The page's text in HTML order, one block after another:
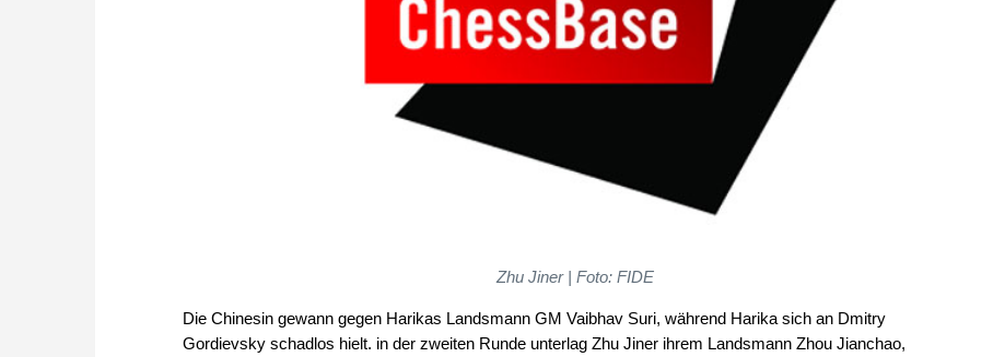
Zhu Jiner | Foto: FIDE
Die Chinesin gewann gegen Harikas Landsmann GM Vaibhav Suri, während Harika sich an Dmitry
Gordievsky schadlos hielt. in der zweiten Runde unterlag Zhu Jiner ihrem Landsmann Zhou Jianchao,